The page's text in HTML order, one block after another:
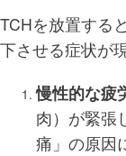
TCHを放置する
下させる症状が
慢性的な疲
肉）が緊張
痛」の原因